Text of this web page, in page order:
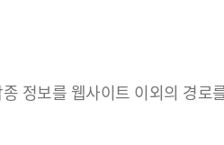
정보를 웹사이트 이외의 경로